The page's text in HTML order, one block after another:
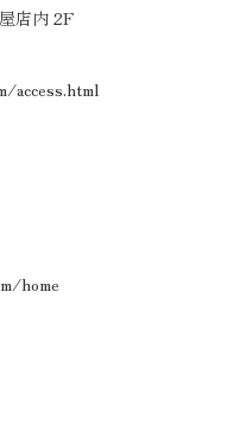
店内 2F
access.html
home